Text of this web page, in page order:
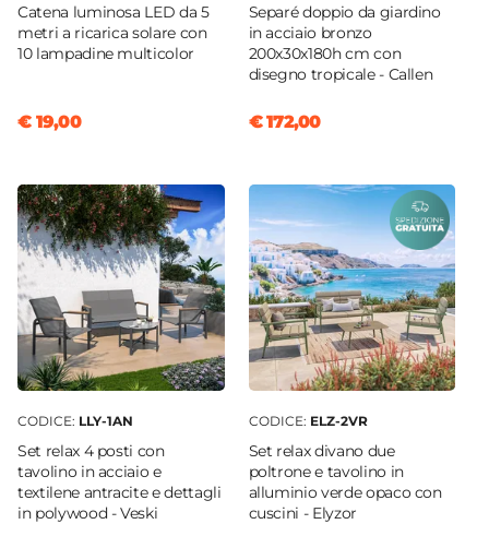
Catena luminosa LED da 5
metri a ricarica solare con
10 lampadine multicolor
€ 19,00
Separé doppio da giardino
in acciaio bronzo
200x30x180h cm con
disegno tropicale - Callen
€ 172,00
CODICE: LLY-1AN
Set relax 4 posti con
tavolino in acciaio e
textilene antracite e dettagli
in polywood - Veski
CODICE: ELZ-2VR
Set relax divano due
poltrone e tavolino in
alluminio verde opaco con
cuscini - Elyzor